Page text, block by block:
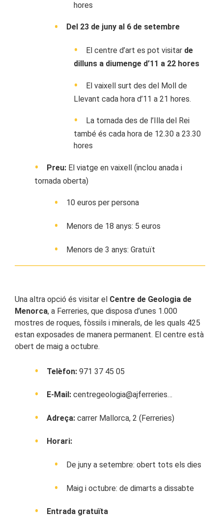
hores
Del 23 de juny al 6 de setembre
El centre d’art es pot visitar de
dilluns a diumenge d’11 a 22 hores
El vaixell surt des del Moll de
Llevant cada hora d’11 a 21 hores.
La tornada des de l’Illa del Rei
també és cada hora de 12.30 a 23.30
hores
Preu: El viatge en vaixell (inclou anada i
tornada oberta)
10 euros per persona
Menors de 18 anys: 5 euros
Menors de 3 anys: Gratuït
Una altra opció és visitar el Centre de Geologia de
Menorca, a Ferreries, que disposa d’unes 1.000
mostres de roques, fòssils i minerals, de les quals 425
estan exposades de manera permanent. El centre està
obert de maig a octubre.
Telèfon: 971 37 45 05
E-Mail: centregeologia@ajferreries…
Adreça: carrer Mallorca, 2 (Ferreries)
Horari:
De juny a setembre: obert tots els dies
Maig i octubre: de dimarts a dissabte
Entrada gratuïta